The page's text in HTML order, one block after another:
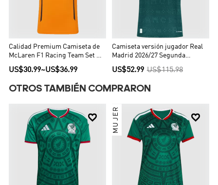
Calidad Premium Camiseta de
McLaren F1 Racing Team Set Up
T-Shirt Orange Hombre Naranja
US$30.99~US$36.99
Camiseta versión jugador Real
Madrid 2026/27 Segunda
Equipación - Versión Jugador
US$52.99 US$115.98
OTROS TAMBIÉN COMPRARON
 
MUJER